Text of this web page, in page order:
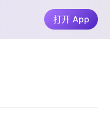
打开 App